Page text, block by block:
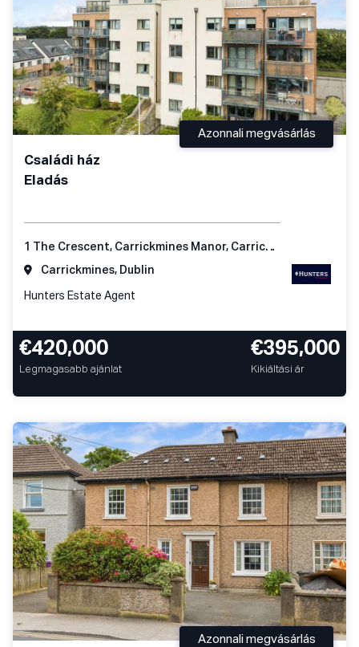
Családi ház
Eladás
Azonnali megvásárlás
1 The Crescent, Carrickmines Manor, Carrickmines, Dublin 18
Carrickmines, Dublin
Hunters Estate Agent
€420,000
Legmagasabb ajánlat
€395,000
Kikiáltási ár
Azonnali megvásárlás